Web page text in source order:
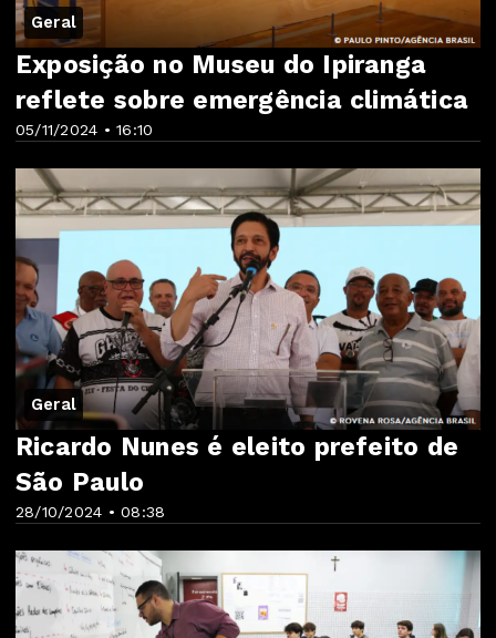
Geral
05/11/2024 • 16:10
Exposição no Museu do Ipiranga
reflete sobre emergência climática
Geral
28/10/2024 • 08:38
Ricardo Nunes é eleito prefeito de
São Paulo